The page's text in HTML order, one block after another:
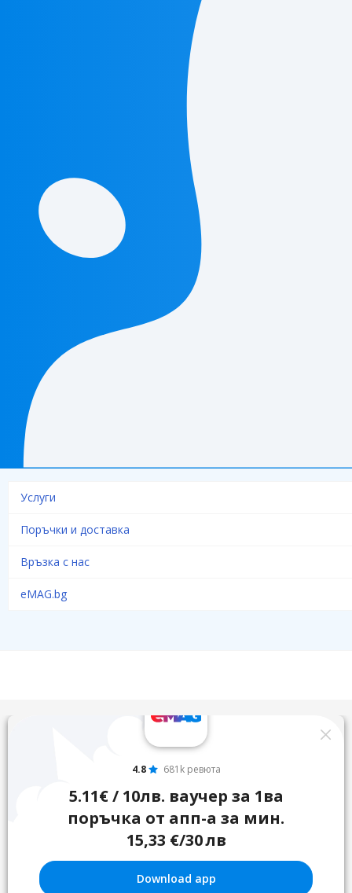
Услуги
Поръчки и доставка
Връзка с нас
eMAG.bg
4.8 681k ревюта
5.11€ / 10лв. ваучер за 1ва
поръчка от апп-а за мин.
15,33 €/30 лв
Download app